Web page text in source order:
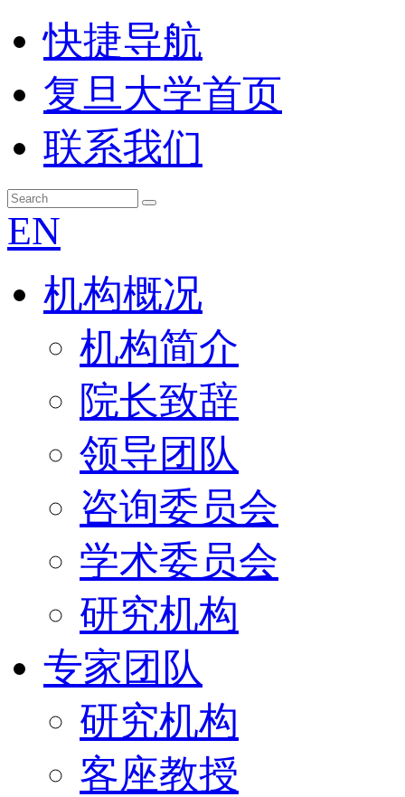
快捷导航
复旦大学首页
联系我们
EN
机构概况
机构简介
院长致辞
领导团队
咨询委员会
学术委员会
研究机构
专家团队
研究机构
客座教授